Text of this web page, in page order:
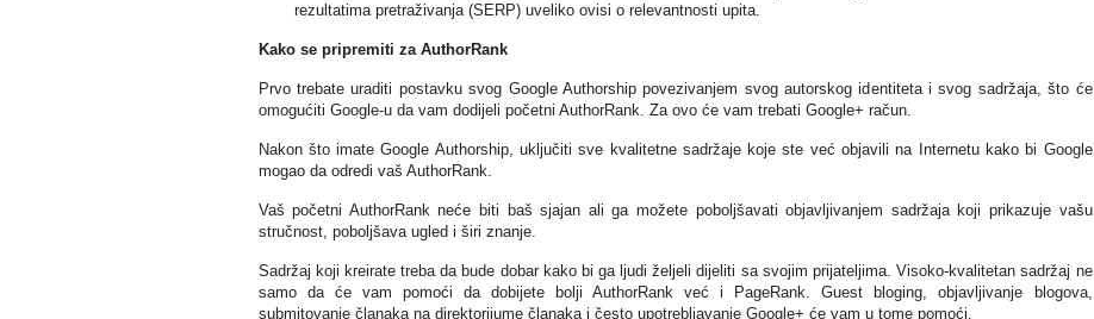
rezultatima pretraživanja (SERP) uveliko ovisi o relevantnosti upita.
Kako se pripremiti za AuthorRank
Prvo trebate uraditi postavku svog Google Authorship povezivanjem svog autorskog identiteta i svog sadržaja, što će
omogućiti Google-u da vam dodijeli početni AuthorRank. Za ovo će vam trebati Google+ račun.
Nakon što imate Google Authorship, uključiti sve kvalitetne sadržaje koje ste već objavili na Internetu kako bi Google
mogao da odredi vaš AuthorRank.
Vaš početni AuthorRank neće biti baš sjajan ali ga možete poboljšavati objavljivanjem sadržaja koji prikazuje vašu
stručnost, poboljšava ugled i širi znanje.
Sadržaj koji kreirate treba da bude dobar kako bi ga ljudi željeli dijeliti sa svojim prijateljima. Visoko-kvalitetan sadržaj ne
samo da će vam pomoći da dobijete bolji AuthorRank već i PageRank. Guest bloging, objavljivanje blogova,
submitovanje članaka na direktorijume članaka i često upotrebljavanje Google+ će vam u tome pomoći.